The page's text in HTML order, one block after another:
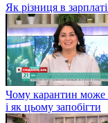
Як різниця в
Чому карантин може
і як цьому запобігти